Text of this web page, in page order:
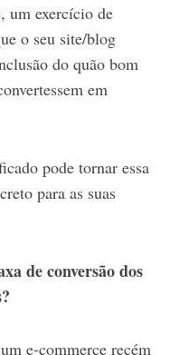
um exercício de
o seu site/blog
do quão bom
em
pode tornar essa
para as suas
de conversão dos
e-commerce recém